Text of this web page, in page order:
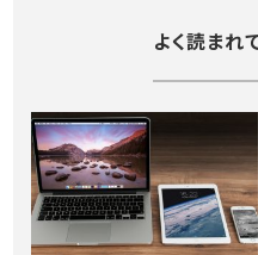
よく読まれ